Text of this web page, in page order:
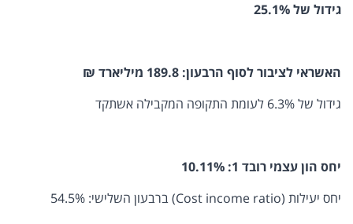
גידול של 25.1%
האשראי לציבורלסוף הרבעון: 189.8 מיליארד ₪
גידול של 6.3% לעומת התקופה המקבילה אשתקד
יחס הון עצמי רובד 1: 10.11%
יחס יעילות (Cost income ratio) ברבעון השלישי: 54.5%